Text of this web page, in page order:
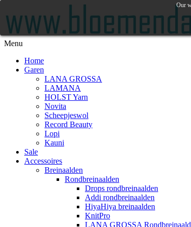
Menu
Home
Garen
LANA GROSSA
LAMANA
HOLST Yarn
Novita
Scheepjeswol
Record Beauty
Lopi
Kauni
Sale
Accessoires
Breinaalden
Rondbreinaalden
Drops rondbreinaalden
Addi rondbreinaalden
HiyaHiya breinaalden
KnitPro
LANA GROSSA
Our